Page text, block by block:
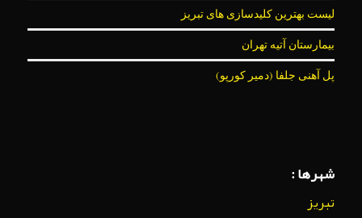
لیست بهترین کلیدسازی های تبریز
بیمارستان آتیه تهران
پل آهنی جلفا (دمیر کورپو)
شهرها :
تبریز